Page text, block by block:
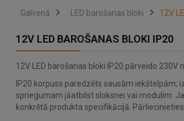
Galvenā LED barošanas bloki 12V
12V LED BAROŠANAS BLOKI IP20
12V LED barošanas bloki IP20 pārveido
IP20 korpuss paredzēts sausām iekštelpām;
spriegumam jāatbilst sloksnei vai modulim.
konkrētā produkta specifikācijā.